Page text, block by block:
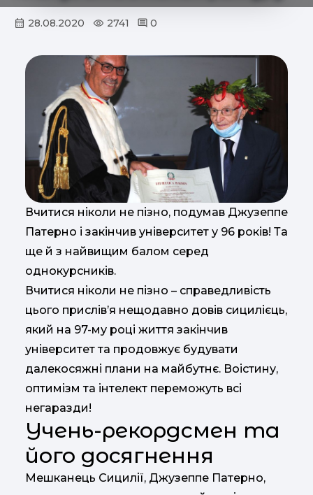
28.08.2020 2741 0
Вчитися ніколи не пізно, подумав Джузеппе
Патерно і закінчив університет у 96 років! Та
ще й з найвищим балом серед
однокурсників.
Вчитися ніколи не пізно – справедливість
цього прислів’я нещодавно довів сицилієць,
який на 97-му році життя закінчив
університет та продовжує будувати
далекосяжні плани на майбутнє. Воістину,
оптимізм та інтелект переможуть всі
негаразди!
Учень-рекордсмен та
його досягнення
Мешканець Сицилії, Джузеппе Патерно,